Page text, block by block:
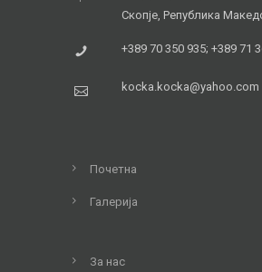
Скопје, Република
+389 70 350 935; +389 71
kocka.kocka@yahoo.com
Почетна
Галерија
За нас